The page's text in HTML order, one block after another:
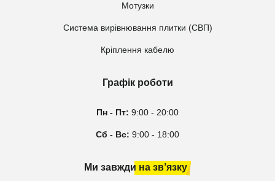
Мотузки
Система вирівнювання плитки (СВП)
Кріплення кабелю
Графік роботи
Пн - Пт: 9:00 - 20:00
Сб - Вс: 9:00 - 18:00
Ми завжди на зв’язку